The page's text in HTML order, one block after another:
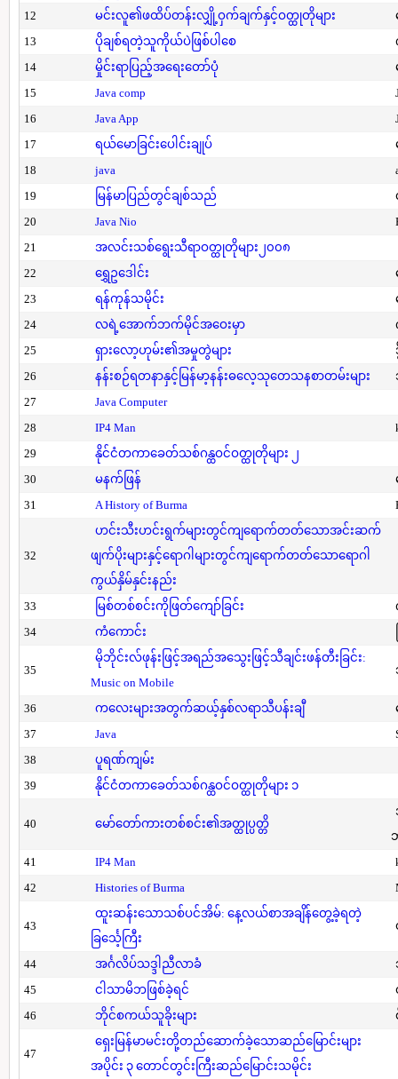
12 မင်းလူ၏ဖထိပ်တန်းလျှို့ဝှက်ချက်နှင့်ဝတ္ထုတိုများ
13
ပိုချစ်ရတဲ့သူကိုယ်ပဲဖြစ်ပါစေ
14
မှိုင်းရာပြည့်အရေးတော်ပုံ
15
Java comp
16
Java App
17
ရယ်မောခြင်းပေါင်းချုပ်
18
java
19
မြန်မာပြည်တွင်ချစ်သည်
20
Java Nio
21
အလင်းသစ်ရွေးသီရာဝတ္ထုတိုများ၂၀၀၈
22
ရွှေဥဒေါင်း
23
ရန်ကုန်သမိုင်း
24
လရဲ့အောက်ဘက်မိုင်အဝေးမှာ
25
ရှားလော့ဟုမ်း၏အမှုတွဲများ
26
နန်းစဉ်ရတနာနှင့်မြန်မာ့နန်းဓလေ့သုတေသနစာတမ်းများ
27
Java Computer
28
IP4 Man
29
နိုင်ငံတကာခေတ်သစ်ဂန္ထဝင်ဝတ္ထုတိုများ ၂
30
မနက်ဖြန်
31
A History of Burma
32
ဟင်းသီးဟင်းရွက်များတွင်ကျရောက်တတ်သောအင်းဆက်
ဖျက်ပိုးများနှင့်ရောဂါများတွင်ကျရောက်တတ်သောရောဂါ
ကွယ်နှိမ်နှင်းနည်း
33
မြစ်တစ်စင်းကိုဖြတ်ကျော်ခြင်း
34
ကံကောင်း
35
မိုဘိုင်းလ်ဖုန်းဖြင့်အရည်အသွေးဖြင့်သီချင်းဖန်တီးခြင်း:
Music on Mobile
36 ကလေးများအတွက်ဆယ့်နှစ်လရာသီပန်းချီ
37
Java
38
ပူရဏ်ကျမ်း
39
နိုင်ငံတကာခေတ်သစ်ဂန္ထဝင်ဝတ္ထုတိုများ ၁
40 မော်တော်ကားတစ်စင်း၏အတ္ထုပ္ပတ္တိ
41
IP4 Man
42
Histories of Burma
43
ထူးဆန်းသောသစ်ပင်အိမ်: နေ့လယ်စာအချိန်တွေ့ခဲ့ရတဲ့
ခြင်္သေ့ကြီး
44 အင်္ဂလိပ်သဒ္ဒါညီလာခံ
45
ငါသာမိဘဖြစ်ခဲ့ရင်
46
ဘိုင်စကယ်သူခိုးများ
47
ရှေးမြန်မာမင်းတို့တည်ဆောက်ခဲ့သောဆည်မြောင်းများ
အပိုင်း ၃ တောင်တွင်းကြီးဆည်မြောင်းသမိုင်း